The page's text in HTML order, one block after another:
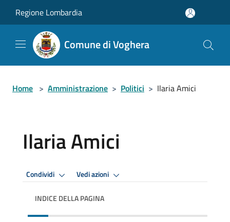
Regione Lombardia
Comune di Voghera
Home > Amministrazione > Politici > Ilaria Amici
Ilaria Amici
Condividi Vedi azioni
INDICE DELLA PAGINA